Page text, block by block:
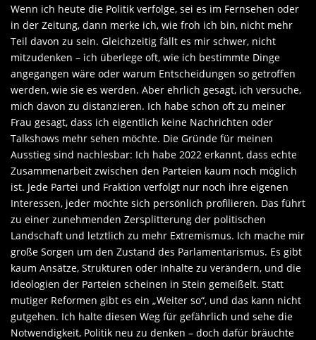
Wenn ich heute die Politik verfolge, sei es im Fernsehen oder
in der Zeitung, dann merke ich, wie froh ich bin, nicht mehr
Teil davon zu sein. Gleichzeitig fällt es mir schwer, nicht
mitzudenken – ich überlege oft, wie ich bestimmte Dinge
angegangen wäre oder warum Entscheidungen so getroffen
werden, wie sie es werden. Aber ehrlich gesagt, ich versuche,
mich davon zu distanzieren. Ich habe schon oft zu meiner
Frau gesagt, dass ich eigentlich keine Nachrichten oder
Talkshows mehr sehen möchte. Die Gründe für meinen
Ausstieg sind nachlesbar: Ich habe 2022 erkannt, dass echte
Zusammenarbeit zwischen den Parteien kaum noch möglich
ist. Jede Partei und Fraktion verfolgt nur noch ihre eigenen
Interessen, jeder möchte sich persönlich profilieren. Das führt
zu einer zunehmenden Zersplitterung der politischen
Landschaft und letztlich zu mehr Extremismus. Ich mache mir
große Sorgen um den Zustand des Parlamentarismus. Es gibt
kaum Ansätze, Strukturen oder Inhalte zu verändern, und die
Ideologien der Parteien scheinen in Stein gemeißelt. Statt
mutiger Reformen gibt es ein „Weiter so“, und das kann nicht
gutgehen. Ich halte diesen Weg für gefährlich und sehe die
Notwendigkeit, Politik neu zu denken – doch dafür bräuchte